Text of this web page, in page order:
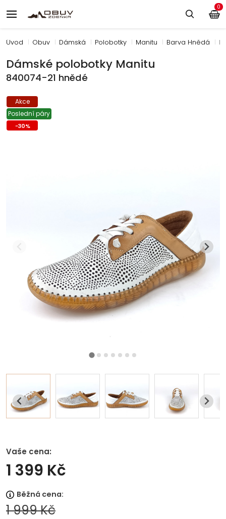
Úvod Obuv Dámská Polobotky Manitu Barva Hnědá
Dámské polobotky Manitu
840074-21 hnědé
Akce
Poslední páry
-30%
Vaše cena:
1 399 Kč
Běžná cena:
1 999 Kč
0